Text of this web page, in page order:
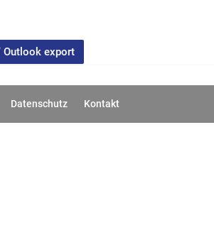
Outlook export
Datenschutz Kontakt